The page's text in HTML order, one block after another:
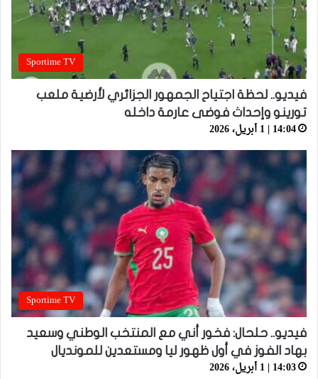
Sportime TV
فيديو.. لحظة اجتياح الجمهور الجزائري لأرضية ملعب
تورينو وإحداث فوضى عارمة داخله
14:04 | 1 أبريل، 2026
Sportime TV
فيديو.. حلحال: فخور أني مع المنتخب الوطني وسعيد
بهاد الفوز في أول ظهور ليا ومستعدين للمونديال
14:03 | 1 أبريل، 2026